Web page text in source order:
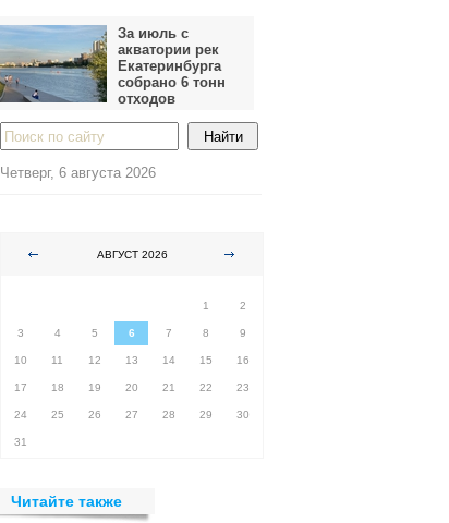
За июль с
акватории рек
Екатеринбурга
собрано 6 тонн
отходов
Четверг, 6 августа 2026
АВГУСТ 2026
1
2
3 4 5 6 7 8 9
10 11 12 13 14 15 16
17 18 19 20 21 22 23
24 25 26 27 28 29 30
31
Читайте также